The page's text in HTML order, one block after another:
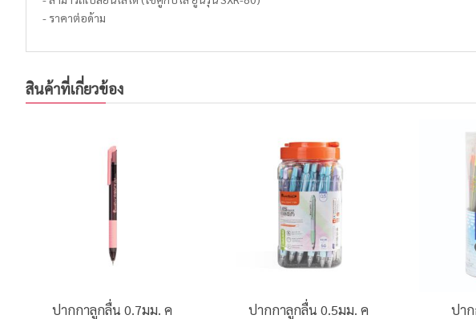
- ราคาต่อด้าม
สินค้าที่เกี่ยวข้อง
ปากกาลูกลื่น 0.7มม. ค
ปากกาลูกลื่น 0.5มม. ค
ปา